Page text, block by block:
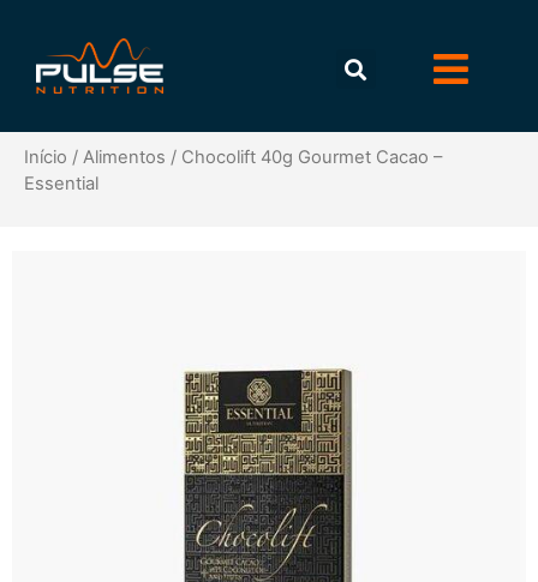
Início / Alimentos / Chocolift 40g Gourmet Cacao –
Essential